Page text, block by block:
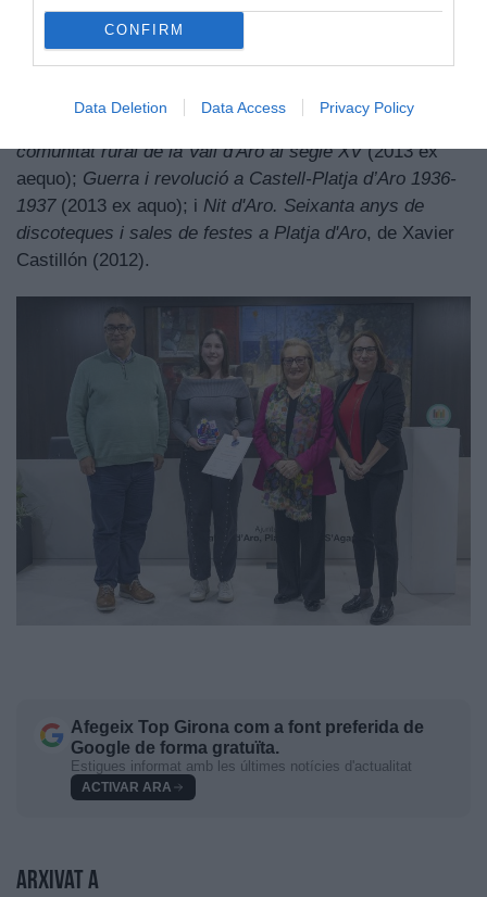
CONFIRM
Data Deletion Data Access Privacy Policy
Mi Amigo(2017);Abans que tot canviés. Les activitats
tradicionals a la Vall d’Aro abans de l’arribada del
turisme de masses(2015);S’Agaró i l’arquitecte Rafael
Masó: la ciutat-jardí de Castell-Platja d’Aro
(2014);
comunitat rural de la Vall d'Aro al segle XV(2013 ex
aequo); Guerra i revolució a Castell-Platja d’Aro 1936-
1937(2013 ex aquo); i Nit d'Aro. Seixanta anys de
discoteques i sales de festes a Platja d'Aro, de Xavier
Castillón (2012).
Afegeix Top Girona com a font preferida de
Google de forma gratuïta.
Estigues informat amb les últimes notícies d'actualitat
ACTIVAR ARA
Arxivat a